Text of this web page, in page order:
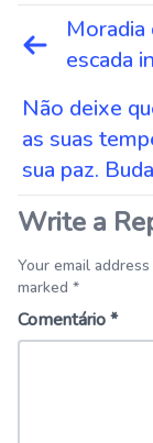
Navegação
de
Moradia
escada
Não deixe
as suas
sua paz.
Write a
Your email
marked *
Comentário*